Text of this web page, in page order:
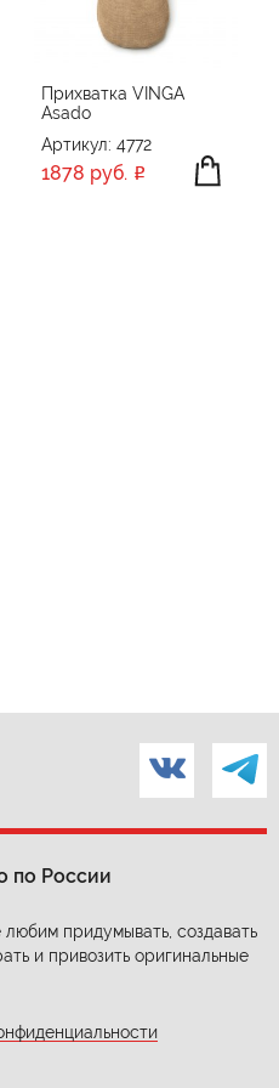
Прихватка VINGA
Asado
Артикул: 4772
1878 руб.
по России
придумывать, создавать
и привозить оригинальные